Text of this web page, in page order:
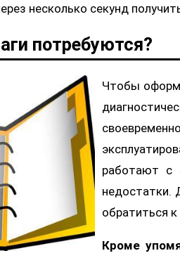
несколько секунд
потребуются?
Чтобы
работают с
недостатки.
обратиться
Кроме